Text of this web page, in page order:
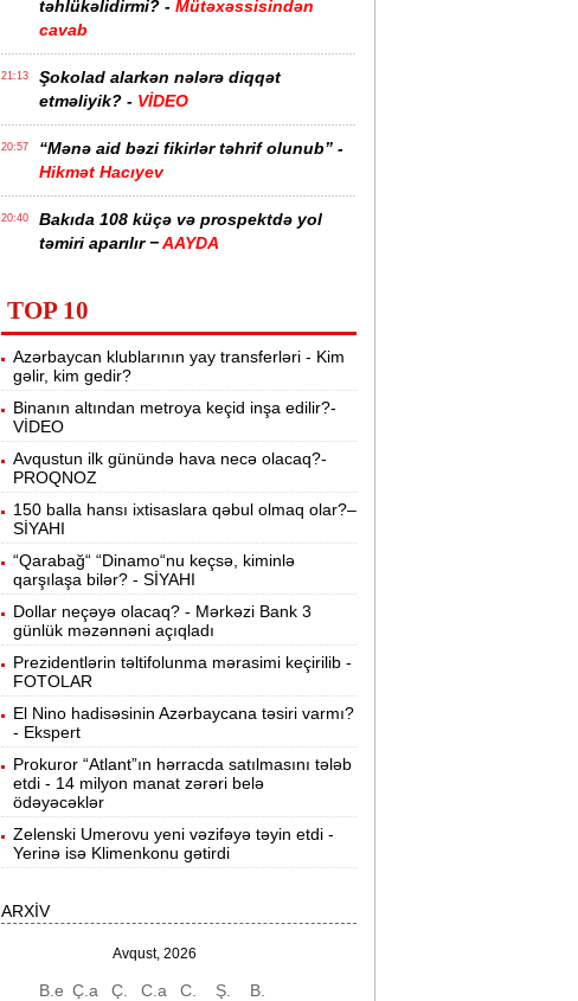
təhlükəlidirmi? - Mütəxəssisindən
cavab
21:13
Şokolad alarkən nələrə diqqət
etməliyik? - VİDEO
20:57
“Mənə aid bəzi fikirlər təhrif olunub” -
Hikmət Hacıyev
20:40
Bakıda 108 küçə və prospektdə yol
təmiri aparılır −AAYDA
fəsadlar törədə bilər -
20:06
Müharibədə 3 400-dən çox iranlı və 18
ABŞ hərbçisi həlak olub -
19:48 BMT-dən dəhşətli xəbərdarlıq -
milyon insan ac qala bilər
19:31
“Wildberries” anbar tutumunun üçdə
birini itirib -
19:16
“Sea Breeze“də mənzil qiymətləri necə
dəyişir? -Qiymətlər
19:00 Bakıda ticarət mərkəzində FACİƏ:liftin
şaxtasına düşüb öldü
18:41 Pentaqondan kritik addım: Rusiya və
Çinə qarşı yeni plan
18:22
Naxçıvan Şəhər Poliklinikasında tibbi
arayış 60-80 manata satılır? -
18:05
Kolleclərdə ən yüksək təhsil haqqı
"Yəhudi David Seliverstov" Kazım
Abbasov çıxdı! -Bir dələduzla bağlı
TOP 10
Azərbaycan klublarının yay transferləri - Kim
gəlir, kim gedir?
Binanın altından metroya keçid inşa edilir?-
VİDEO
Avqustun ilk günündə hava necə olacaq?-
PROQNOZ
150 balla hansı ixtisaslara qəbul olmaq olar?–
SİYAHI
“Qarabağ“ “Dinamo“nu keçsə, kiminlə
qarşılaşa bilər? - SİYAHI
Dollar neçəyə olacaq? - Mərkəzi Bank 3
günlük məzənnəni açıqladı
Prezidentlərin təltifolunma mərasimi keçirilib -
FOTOLAR
El Nino hadisəsinin Azərbaycana təsiri varmı?
- Ekspert
Prokuror “Atlant”ın hərracda satılmasını tələb
etdi - 14 milyon manat zərəri belə
ödəyəcəklər
Zelenski Umerovu yeni vəzifəyə təyin etdi -
Yerinə isə Klimenkonu gətirdi
ARXİV
Avqust, 2026
B.e Ç.a Ç. C.a C. Ş. B.